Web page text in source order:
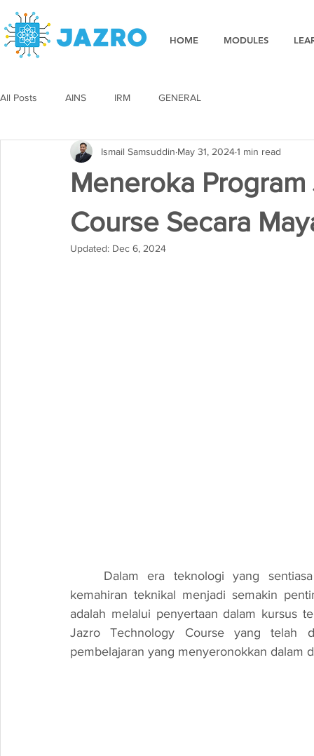
HOME MODULES
All Posts AINS IRM GENERAL
Meneroka
Course Secara
Ismail Samsuddin May 31, 20241 min read
Updated: Dec 6, 2024
kemahiran teknikal menjadi semakin
adalah melalui penyertaan dalam kursus
Jazro Technology Course yang telah
pembelajaran yang menyeronokkan dalam